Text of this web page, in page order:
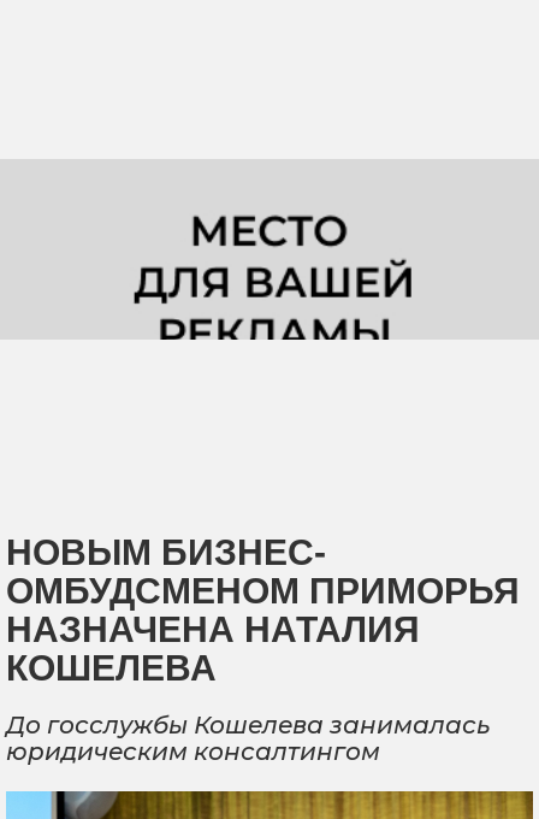
НОВЫМ БИЗНЕС-
ОМБУДСМЕНОМ ПРИМОРЬЯ
НАЗНАЧЕНА НАТАЛИЯ
КОШЕЛЕВА
До госслужбы Кошелева занималась
юридическим консалтингом